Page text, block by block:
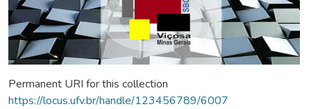
Permanent URI for this collection
https://locus.ufv.br/handle/123456789/6007